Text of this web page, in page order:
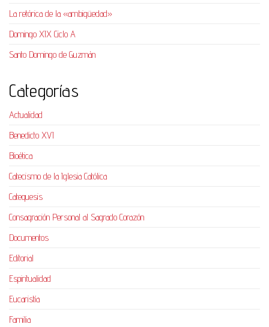
La retórica de la «ambigüedad»
Domingo XIX Ciclo A
Santo Domingo de Guzmán
Categorías
Actualidad
Benedicto XVI
Bioética
Catecismo de la Iglesia Católica
Catequesis
Consagración Personal al Sagrado Corazón
Documentos
Editorial
Espiritualidad
Eucaristía
Familia